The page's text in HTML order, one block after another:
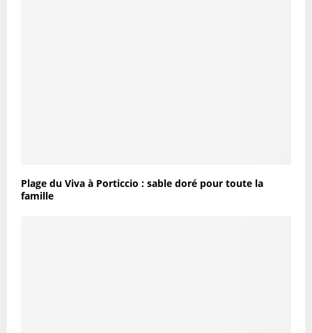
Plage du Viva à Porticcio : sable doré pour toute la
famille